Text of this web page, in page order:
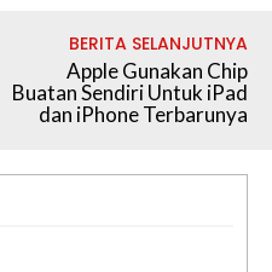
BERITA SELANJUTNYA
Apple Gunakan Chip
Buatan Sendiri Untuk iPad
dan iPhone Terbarunya